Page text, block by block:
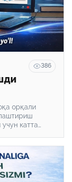
386
орқали
катта